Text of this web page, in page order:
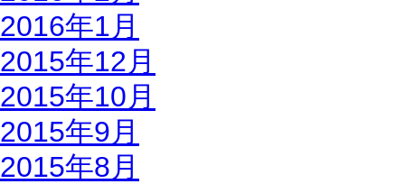
2016年1月
2015年12月
2015年10月
2015年9月
2015年8月